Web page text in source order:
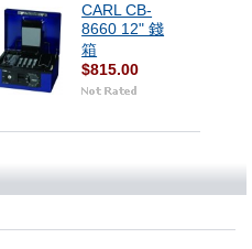
CARL CB-
8660 12" 錢
箱
$815.00